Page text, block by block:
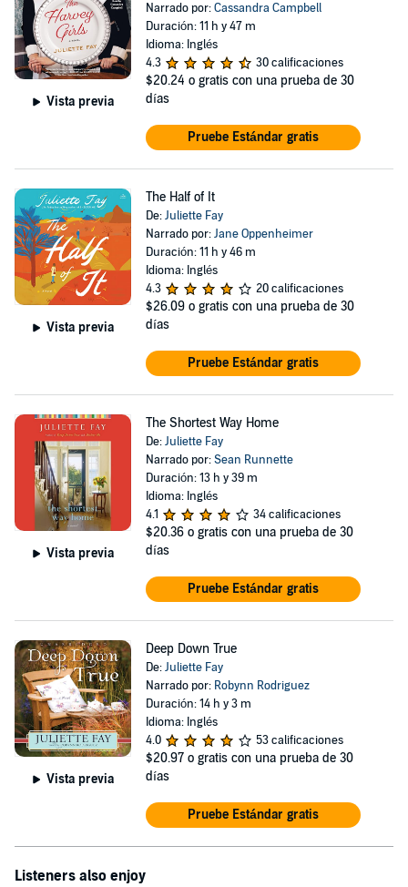
Vista previa
Narrado por:Cassandra Campbell
Duración: 11 h y 47 m
Idioma: Inglés
4.3
30 calificaciones
$20.24 o gratis con una prueba de 30
días
Pruebe Estándar gratis
Vista previa
The Half of It
De:Juliette Fay
Narrado por:Jane Oppenheimer
Duración: 11 h y 46 m
Idioma: Inglés
4.3
20 calificaciones
$26.09 o gratis con una prueba de 30
días
Pruebe Estándar gratis
Vista previa
The Shortest Way Home
De:Juliette Fay
Narrado por:Sean Runnette
Duración: 13 h y 39 m
Idioma: Inglés
4.1
34 calificaciones
$20.36 o gratis con una prueba de 30
días
Pruebe Estándar gratis
Vista previa
Deep Down True
De:Juliette Fay
Narrado por: Robynn Rodriguez
Duración: 14 h y 3 m
Idioma: Inglés
4.0
53 calificaciones
$20.97 o gratis con una prueba de 30
días
Pruebe Estándar gratis
Listeners also enjoy